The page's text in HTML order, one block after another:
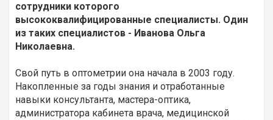
сотрудники которого
высококвалифицированные специалисты. Один
из таких специалистов - Иванова Ольга
Николаевна.
Свой путь в оптометрии она начала в 2003 году.
Накопленные за годы знания и отработанные
навыки консультанта, мастера-оптика,
администратора кабинета врача, медицинской